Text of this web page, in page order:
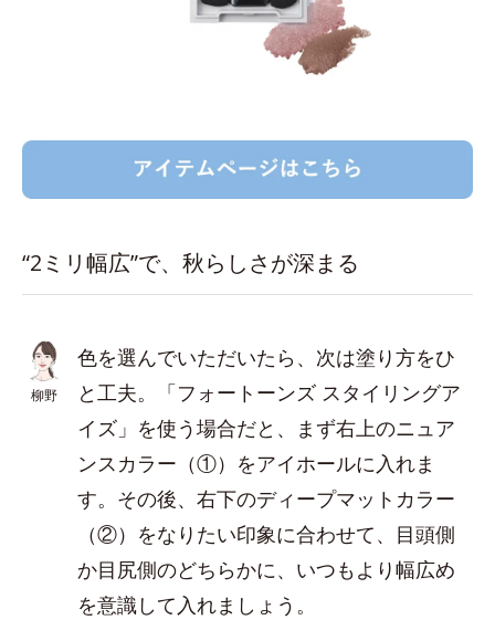
“2ミリ幅広”で、秋らしさが深まる
柳野
色を選んでいただいたら、次は塗り方をひ
と工夫。「フォートーンズ スタイリングア
イズ」を使う場合だと、まず右上のニュア
ンスカラー（①）をアイホールに入れま
す。その後、右下のディープマットカラー
（②）をなりたい印象に合わせて、目頭側
か目尻側のどちらかに、いつもより幅広め
を意識して入れましょう。